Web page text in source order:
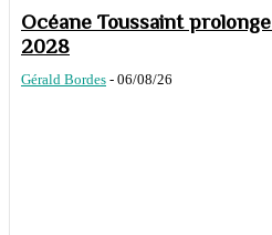
Océane Toussaint prolonge
2028
Gérald Bordes - 06/08/26